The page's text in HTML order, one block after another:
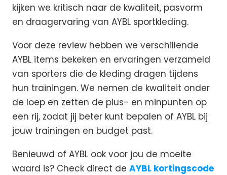
kijken we kritisch naar de kwaliteit, pasvorm
en draagervaring van AYBL sportkleding.
Voor deze review hebben we verschillende
AYBL items bekeken en ervaringen verzameld
van sporters die de kleding dragen tijdens
hun trainingen. We nemen de kwaliteit onder
de loep en zetten de plus- en minpunten op
een rij, zodat jij beter kunt bepalen of AYBL bij
jouw trainingen en budget past.
Benieuwd of AYBL ook voor jou de moeite
waard is? Check direct de AYBL kortingscode